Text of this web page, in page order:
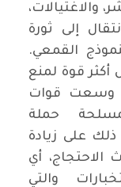
والاغتيالات،
إلى ثورة
القمعي.
قوة لمنع
وسعت قوات
حملة
على زيادة
الاحتجاج، أي
والتي